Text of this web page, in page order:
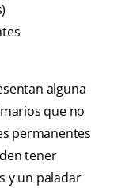
alguna
que no
permanentes
tener
y un paladar